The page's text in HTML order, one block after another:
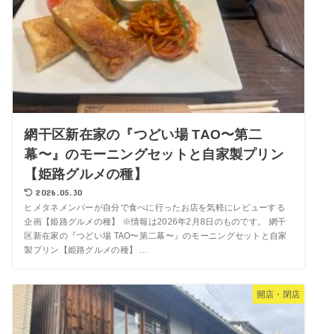
網干区新在家の『つどい場 TAO〜第二
幕〜』のモーニングセットと自家製プリン
【姫路グルメの種】
2026.05.30
ヒメタネメンバーが自分で食べに行ったお店を気軽にレビューする
企画【姫路グルメの種】 ※情報は2026年2月8日のものです。 網干
区新在家の『つどい場 TAO〜第二幕〜』のモーニングセットと自家
製プリン【姫路グルメの種】 ...
開店・閉店